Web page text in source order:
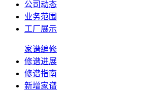
公司动态
业务范围
工厂展示
家谱编修
修谱进展
修谱指南
新增家谱